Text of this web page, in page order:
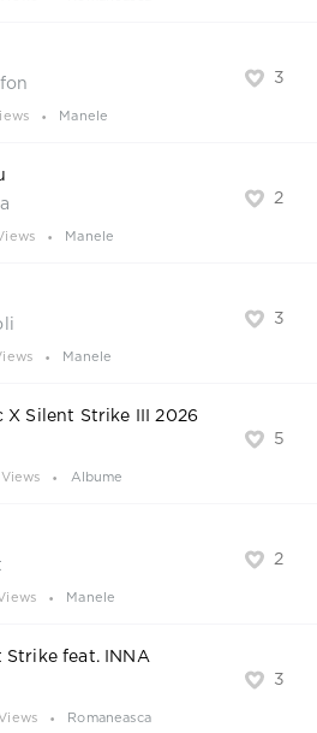
3
Manele
2
Manele
3
Manele
5
X Silent Strike III 2026
Views Albume
2
Manele
3
Strike feat. INNA
Romaneasca